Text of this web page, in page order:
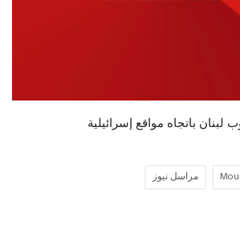
باتجاه مواقع إسرائيلية
مراسل نيوز